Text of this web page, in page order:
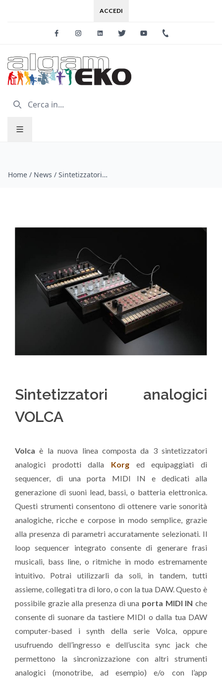
ACCEDI
FacebookInstagramLinkedinTwitter Youtube
Home / News / Sintetizzatori analogici VOLCA
Sintetizzatori analogici
VOLCA
Volcaè la nuova linea composta da 3 sintetizzatori
analogici prodotti dalla Korg ed equipaggiati di
sequencer, di una porta MIDI IN e dedicati alla
generazione di suoni lead, bassi, o batteria elettronica.
Questi strumenti consentono di ottenere varie sonorità
analogiche, ricche e corpose in modo semplice, grazie
alla presenza di parametri accuratamente selezionati. Il
loop sequencer integrato consente di generare frasi
musicali, bass line, o ritmiche in modo estremamente
intuitivo. Potrai utilizzarli da soli, in tandem, tutti
assieme, collegati tra di loro, o con la tua DAW. Questo è
possibile grazie alla presenza di una porta MIDI IN che
consente di suonare da tastiere MIDI o dalla tua DAW
computer-based i synth della serie Volca, oppure
usufruendo dell’ingresso e dell’uscita sync jack che
permettono la sincronizzazione con altri strumenti
analogici (monotribe, ad esempio) e/o con l’app